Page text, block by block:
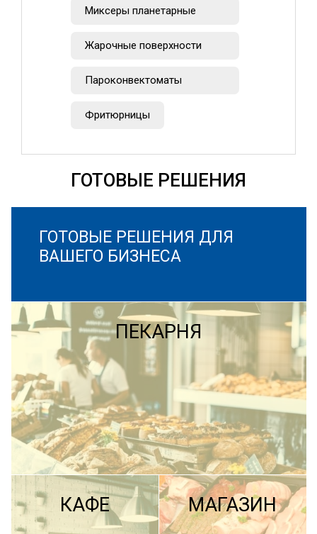
Миксеры планетарные
Жарочные поверхности
Пароконвектоматы
Фритюрницы
ГОТОВЫЕ РЕШЕНИЯ
ГОТОВЫЕ РЕШЕНИЯ ДЛЯ
ВАШЕГО БИЗНЕСА
ПЕКАРНЯ
КАФЕ МАГАЗИН